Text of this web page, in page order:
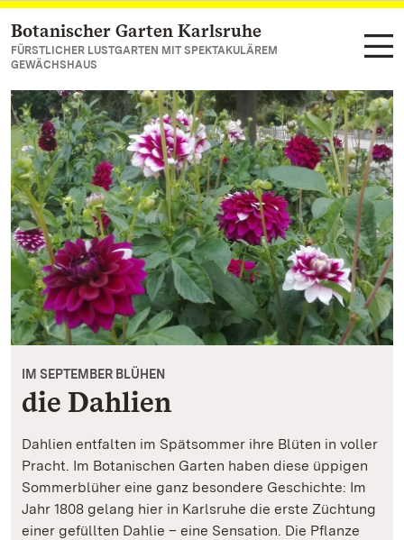
Zum Hauptinhalt springen
Botanischer Garten Karlsruhe
FÜRSTLICHER LUSTGARTEN MIT SPEKTAKULÄREM
GEWÄCHSHAUS
IM SEPTEMBER BLÜHEN
die Dahlien
Dahlien entfalten im Spätsommer ihre Blüten in voller
Pracht. Im Botanischen Garten haben diese üppigen
Sommerblüher eine ganz besondere Geschichte: Im
Jahr 1808 gelang hier in Karlsruhe die erste Züchtung
einer gefüllten Dahlie – eine Sensation. Die Pflanze